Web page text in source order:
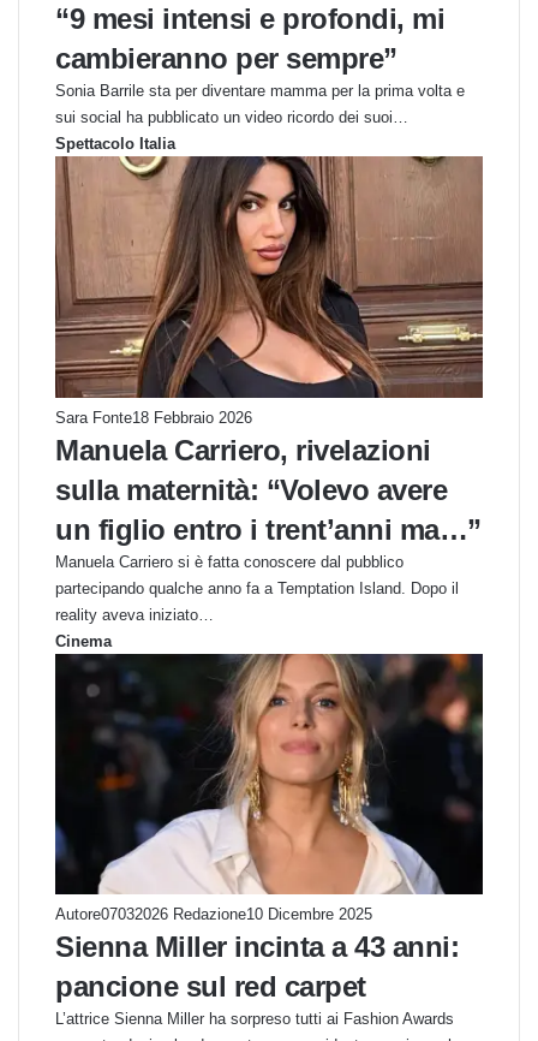
“9 mesi intensi e profondi, mi
cambieranno per sempre”
Sonia Barrile sta per diventare mamma per la prima volta e
sui social ha pubblicato un video ricordo dei suoi…
Spettacolo Italia
Sara Fonte18 Febbraio 2026
Manuela Carriero, rivelazioni
sulla maternità: “Volevo avere
un figlio entro i trent’anni ma…”
Manuela Carriero si è fatta conoscere dal pubblico
partecipando qualche anno fa a Temptation Island. Dopo il
reality aveva iniziato…
Cinema
Autore07032026 Redazione10 Dicembre 2025
Sienna Miller incinta a 43 anni:
pancione sul red carpet
L’attrice Sienna Miller ha sorpreso tutti ai Fashion Awards